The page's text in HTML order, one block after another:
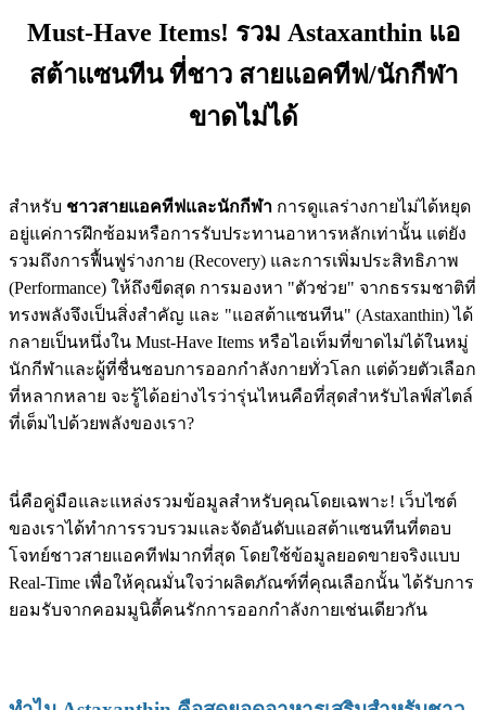
Must-Have Items! รวม Astaxanthin แอ
สต้าแซนทีน ที่ชาว สายแอคทีฟ/นักกีฬา
ขาดไม่ได้
สำหรับ ชาวสายแอคทีฟและนักกีฬา การดูแลร่างกายไม่ได้หยุด
อยู่แค่การฝึกซ้อมหรือการรับประทานอาหารหลักเท่านั้น แต่ยัง
รวมถึงการฟื้นฟูร่างกาย (Recovery) และการเพิ่มประสิทธิภาพ
(Performance) ให้ถึงขีดสุด การมองหา "ตัวช่วย" จากธรรมชาติที่
ทรงพลังจึงเป็นสิ่งสำคัญ และ "แอสต้าแซนทีน" (Astaxanthin) ได้
กลายเป็นหนึ่งใน Must-Have Items หรือไอเท็มที่ขาดไม่ได้ในหมู่
นักกีฬาและผู้ที่ชื่นชอบการออกกำลังกายทั่วโลก แต่ด้วยตัวเลือก
ที่หลากหลาย จะรู้ได้อย่างไรว่ารุ่นไหนคือที่สุดสำหรับไลฟ์สไตล์
ที่เต็มไปด้วยพลังของเรา?
นี่คือคู่มือและแหล่งรวมข้อมูลสำหรับคุณโดยเฉพาะ! เว็บไซต์
ของเราได้ทำการรวบรวมและจัดอันดับแอสต้าแซนทีนที่ตอบ
โจทย์ชาวสายแอคทีฟมากที่สุด โดยใช้ข้อมูลยอดขายจริงแบบ
Real-Time เพื่อให้คุณมั่นใจว่าผลิตภัณฑ์ที่คุณเลือกนั้น ได้รับการ
ยอมรับจากคอมมูนิตี้คนรักการออกกำลังกายเช่นเดียวกัน